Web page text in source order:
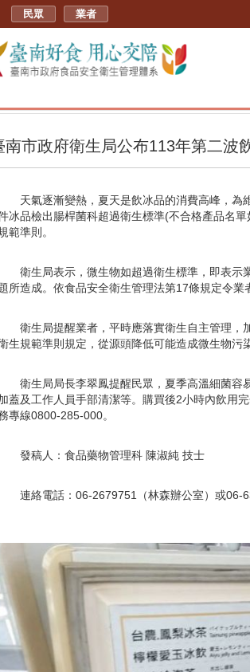
民眾 業者
南市政府衛生局公布113年第二波
天氣逐漸變熱，夏天是飲冰品的消費高峰，
冰品檢出腸桿菌科超過衛生標準(不合格產品名
範準則。
衛生局表示，微生物如超過衛生標準，即表示
所造成。依食品安全衛生管理法第17條規定令
衛生局提醒業者，平時應落實衛生自主管理
生規範準則規定，從源頭降低可能造成微生物污
衛生局局長李翠鳳提醒民眾，夏季高溫細菌
蓋及工作人員手部清潔等。購買後2小時內飲用
專線0800-285-000。
發稿人：食品藥物管理科 陳淑純 技士
連絡電話：06-2679751（林森辦公室）或06-